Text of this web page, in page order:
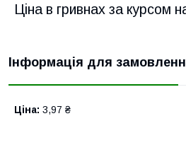
Ціна в гривнах за курсом
Інформація для
Ціна: 3,97 ₴